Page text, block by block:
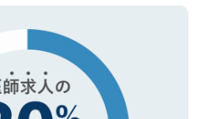
してもご安心ください。
録ください。